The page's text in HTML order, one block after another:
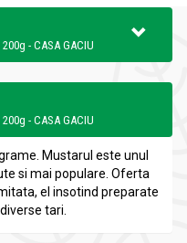
- CASA GACIU
- CASA GACIU
Mustarul este unul
si mai populare. Oferta
el insotind preparate
tari.